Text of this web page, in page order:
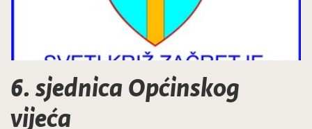
6. sjednica Općinskog
vijeća